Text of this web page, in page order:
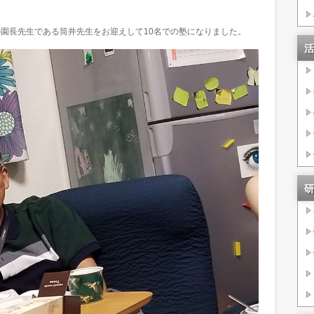
長先生である筒井先生をお迎えして10名での塾になりました。